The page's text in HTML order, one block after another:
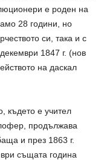
е роден на
28 години, но
си, така и с
1847 г. (нов
на даскал
където е учител
продължава
и през 1863 г.
същата година